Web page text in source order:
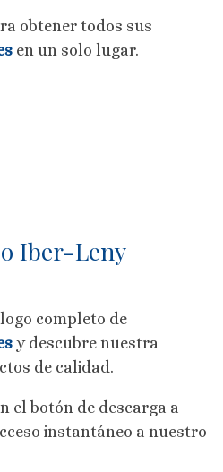
obtener todos sus
en un solo lugar.
Iber-Leny
completo de
y descubre nuestra
de calidad.
el botón de descarga a
instantáneo a nuestro